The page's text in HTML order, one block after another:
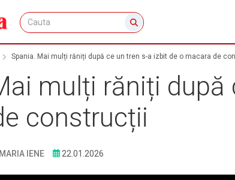
Spania. Mai mulți răniți după ce un tren s-a izbit de o macara de
mulți răniți
construcții
IENE 22.01.2026